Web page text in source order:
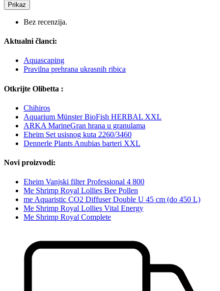
Prikaz
Bez recenzija.
Aktualni članci:
Aquascaping
Pravilna prehrana ukrasnih ribica
Otkrijte Olibetta :
Chihiros
Aquarium Münster BioFish HERBAL XXL
ARKA MarineGran hrana u granulama
Eheim Set usisnog kuta 2260/3460
Dennerle Plants Anubias barteri XXL
Novi proizvodi:
Eheim Vanjski filter Professional 4 800
Me Shrimp Royal Lollies Bee Pollen
me Aquaristic CO2 Diffuser Double U 45 cm (do 450 L)
Me Shrimp Royal Lollies Vital Energy
Me Shrimp Royal Complete